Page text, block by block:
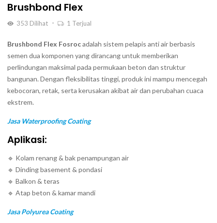
Brushbond Flex
353 Dilihat 1 Terjual
Brushbond Flex Fosrocadalah sistem pelapis anti air berbasis
semen dua komponen yang dirancang untuk memberikan
perlindungan maksimal pada permukaan beton dan struktur
bangunan. Dengan fleksibilitas tinggi, produk ini mampu mencegah
kebocoran, retak, serta kerusakan akibat air dan perubahan cuaca
ekstrem.
Jasa Waterproofing Coating
Aplikasi:
🔹 Kolam renang & bak penampungan air
🔹 Dinding basement & pondasi
🔹 Balkon & teras
🔹 Atap beton & kamar mandi
Jasa Polyurea Coating